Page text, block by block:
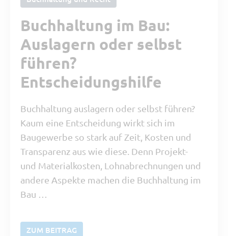
Buchhaltung im Bau:
Auslagern oder selbst
führen?
Entscheidungshilfe
Buchhaltung auslagern oder selbst führen?
Kaum eine Entscheidung wirkt sich im
Baugewerbe so stark auf Zeit, Kosten und
Transparenz aus wie diese. Denn Projekt-
und Materialkosten, Lohnabrechnungen und
andere Aspekte machen die Buchhaltung im
Bau …
ZUM BEITRAG